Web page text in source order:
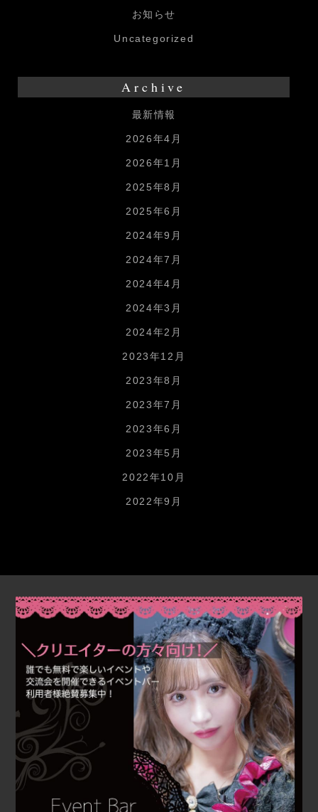
お知らせ
Uncategorized
Archive
最新情報
2026年4月
2026年1月
2025年8月
2025年6月
2024年9月
2024年7月
2024年4月
2024年3月
2024年2月
2023年12月
2023年8月
2023年7月
2023年6月
2023年5月
2022年10月
2022年9月